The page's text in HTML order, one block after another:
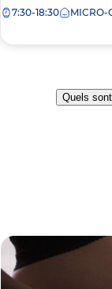
la7:30-18:30 MICRO-
Quels